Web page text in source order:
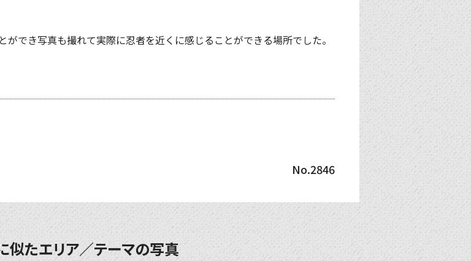
でき写真も撮れて実際に忍者を近くに感じることができる場所でした。
No.2846
似たエリア／テーマの写真